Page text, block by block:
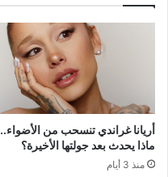
أريانا غراندي تنسحب من الأضواء..
ماذا يحدث بعد جولتها الأخيرة؟
منذ 3 أيام